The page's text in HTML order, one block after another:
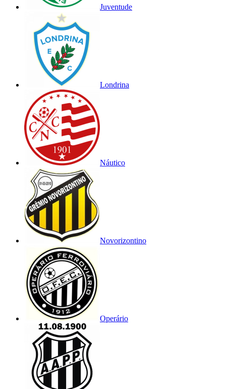
Juventude
Londrina
Náutico
Novorizontino
Operário